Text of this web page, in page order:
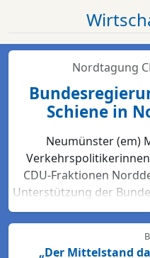
Nordtagung
Schiene in
Neumünster (em)
CDU-Fraktionen
Unterstützung der
Bahn-Netzes. Hartmut
Sprecher der
betont: „Die neuesten
„Der Mittelstand